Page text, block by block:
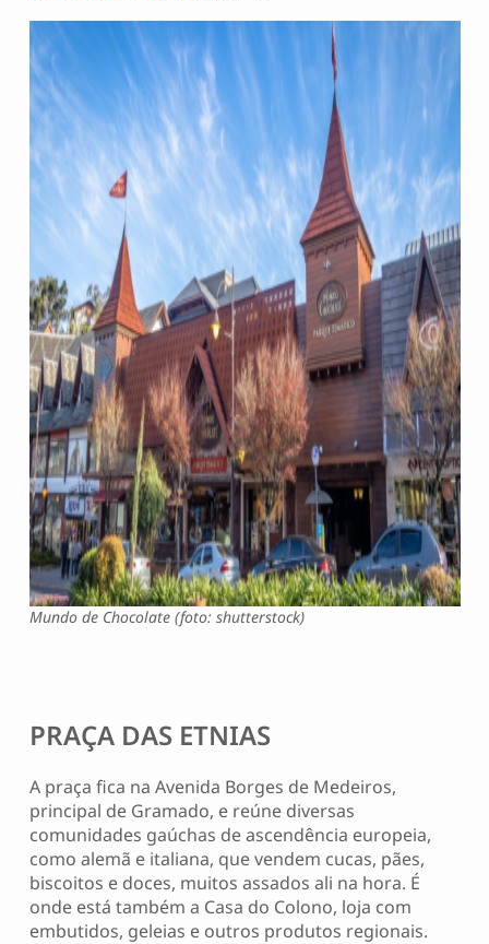
Mundo de Chocolate (foto: shutterstock)
PRAÇA DAS ETNIAS
A praça fica na Avenida Borges de Medeiros,
principal de Gramado, e reúne diversas
comunidades gaúchas de ascendência europeia,
como alemã e italiana, que vendem cucas, pães,
biscoitos e doces, muitos assados ali na hora. É
onde está também a Casa do Colono, loja com
embutidos, geleias e outros produtos regionais.